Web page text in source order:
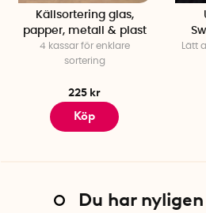
Källsortering glas,
papper, metall & plast
4 kassar för enklare
sortering
225 kr
Köp
Lätt
Du har